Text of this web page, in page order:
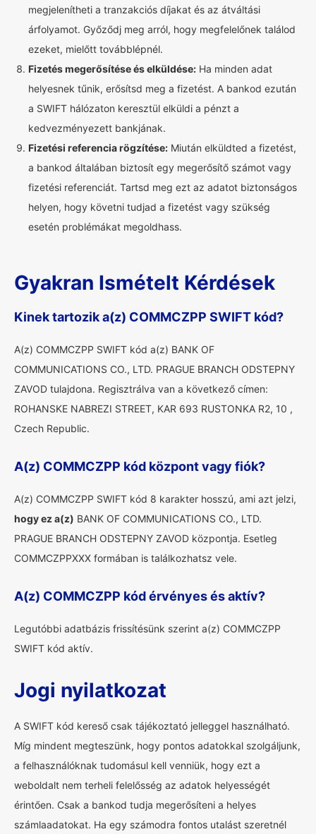
megjelenítheti a tranzakciós díjakat és az átváltási
árfolyamot. Győződj meg arról, hogy megfelelőnek találod
ezeket, mielőtt továbblépnél.
Fizetés megerősítése és elküldése: Ha minden adat
helyesnek tűnik, erősítsd meg a fizetést. A bankod ezután
a SWIFT hálózaton keresztül elküldi a pénzt a
kedvezményezett bankjának.
Fizetési referencia rögzítése: Miután elküldted a fizetést,
a bankod általában biztosít egy megerősítő számot vagy
fizetési referenciát. Tartsd meg ezt az adatot biztonságos
helyen, hogy követni tudjad a fizetést vagy szükség
esetén problémákat megoldhass.
Gyakran Ismételt Kérdések
Kinek tartozik a(z) COMMCZPP SWIFT kód?
A(z) COMMCZPP SWIFT kód a(z) BANK OF
COMMUNICATIONS CO., LTD. PRAGUE BRANCH ODSTEPNY
ZAVOD tulajdona. Regisztrálva van a következő címen:
ROHANSKE NABREZI STREET, KAR 693 RUSTONKA R2, 10 ,
Czech Republic.
A(z) COMMCZPP kód központ vagy fiók?
A(z) COMMCZPP SWIFT kód 8 karakter hosszú, ami azt jelzi,
hogy ez a(z) BANK OF COMMUNICATIONS CO., LTD.
PRAGUE BRANCH ODSTEPNY ZAVOD központja. Esetleg
COMMCZPPXXX formában is találkozhatsz vele.
A(z) COMMCZPP kód érvényes és aktív?
Legutóbbi adatbázis frissítésünk szerint a(z) COMMCZPP
SWIFT kód aktív.
Jogi nyilatkozat
A SWIFT kód kereső csak tájékoztató jelleggel használható.
Míg mindent megteszünk, hogy pontos adatokkal szolgáljunk,
a felhasználóknak tudomásul kell venniük, hogy ezt a
weboldalt nem terheli felelősség az adatok helyességét
érintően. Csak a bankod tudja megerősíteni a helyes
számlaadatokat. Ha egy számodra fontos utalást szeretnél